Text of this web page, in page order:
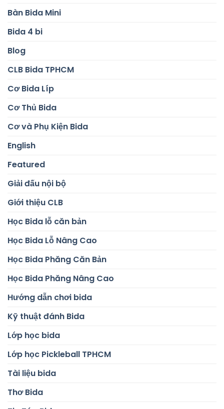
Bàn Bida Mini
Bida 4 bi
Blog
CLB Bida TPHCM
Cơ Bida Líp
Cơ Thủ Bida
Cơ và Phụ Kiện Bida
English
Featured
Giải đấu nội bộ
Giới thiệu CLB
Học Bida lỗ căn bản
Học Bida Lỗ Nâng Cao
Học Bida Phăng Căn Bản
Học Bida Phăng Nâng Cao
Hướng dẫn chơi bida
Kỹ thuật đánh Bida
Lớp học bida
Lớp học Pickleball TPHCM
Tài liệu bida
Thơ Bida